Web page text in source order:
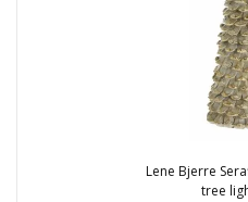
Lene Bjerre
tree